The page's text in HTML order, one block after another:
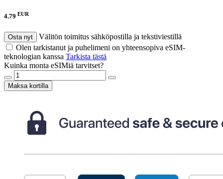
4.79 EUR
Osta nyt
Välitön toimitus sähköpostilla ja tekstiviestillä
Olen tarkistanut ja puhelimeni on yhteensopiva eSIM-
teknologian kanssa Tarkista tästä
Kuinka monta eSIMiä tarvitset?
Maksa kortilla